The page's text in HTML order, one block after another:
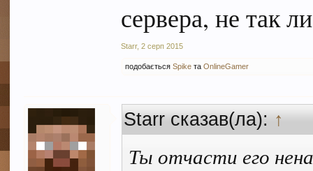
сервера, не так
Starr,2 серп 2015
подобаєтьсяSpike таOnlineGamer
Starr сказав(ла):↑
Ты отчасти его